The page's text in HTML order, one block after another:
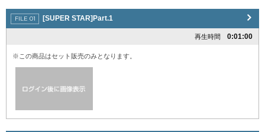
[SUPER STAR]Part.1
再生時間 0:01:00
※この商品はセット販売のみとなります。